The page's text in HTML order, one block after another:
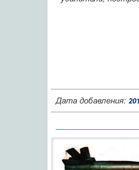
Дата добавления: